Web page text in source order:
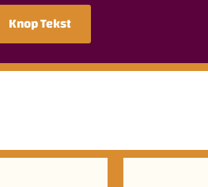
Knop Tekst